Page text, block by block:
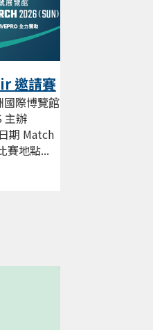
邀請賽
際博覽館
主辦
期 Match
賽地點...